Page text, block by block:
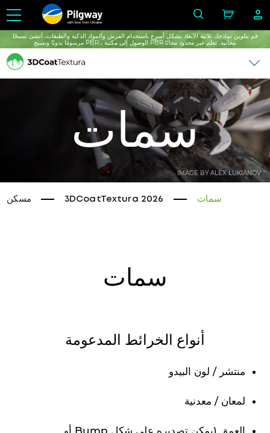
with love from Ukraine
قم بتلوين نماذجك ثلاثية الأبعاد بشكل أسرع باستخدام الفرش والمواد الذكية والطبقات، أنشئ نسيجًا
مرسومًا يدويًا ونسيج PBR ، الوصول إلى مكتبة PBR مجانية، تعلم غير محدود مجانًا.
IMAGE BY ALEX LUKIANOV
سمات
مسكن 3DCoatTextura 2026 سمات
سمات
أنواع الخرائط المدعومة
منتشر / لون البيدو
لمعان / معدنية
العمق (يمكن تصديره على شكل Bump أو